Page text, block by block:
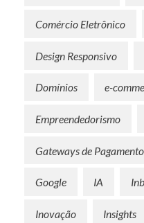
R
T
A
N
T
E
Comércio Eletrônico
Design Responsivo
Domínios e-
Empreendedorismo
Gateways de Pagamento
Google IA
Inovação Insights